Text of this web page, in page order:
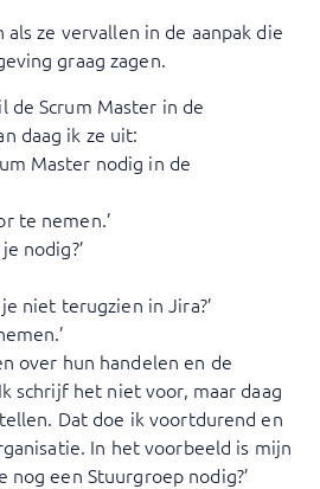
ze vervallen in de aanpak die
graag zagen.
de Scrum Master in de
daag ik ze uit:
Master nodig in de
te nemen.’
nodig?’
niet terugzien in Jira?’
over hun handelen en de
schrijf het niet voor, maar daag
Dat doe ik voortdurend en
In het voorbeeld is mijn
nog een Stuurgroep nodig?’